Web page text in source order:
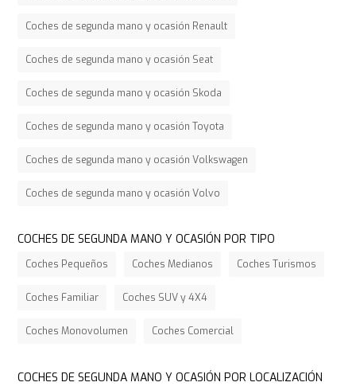
Coches de segunda mano y ocasión Renault
Coches de segunda mano y ocasión Seat
Coches de segunda mano y ocasión Skoda
Coches de segunda mano y ocasión Toyota
Coches de segunda mano y ocasión Volkswagen
Coches de segunda mano y ocasión Volvo
COCHES DE SEGUNDA MANO Y OCASIÓN POR TIPO
Coches Pequeños Coches Medianos Coches Turismos
Coches Familiar Coches SUV y 4X4
Coches Monovolumen Coches Comercial
COCHES DE SEGUNDA MANO Y OCASIÓN POR LOCALIZACIÓN